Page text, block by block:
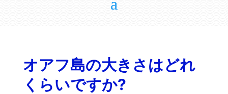
オアフ島の大きさはどれ
くらいですか?